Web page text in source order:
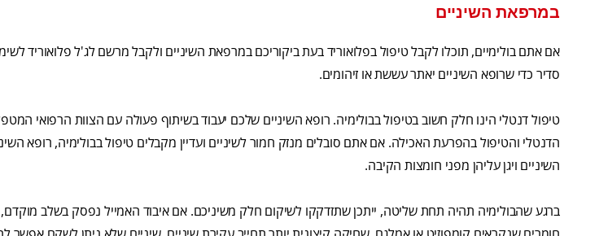
במרפאת השיניים
אם אתם בולימיים, תוכלו לקבל טיפול בפלואוריד בעת ביקוריכם במרפאת השיניים ולקבל מרשם לג'ל פלואוריד
סדיר כדי שרופא השיניים יאתר עששת או זיהומים.
טיפול דנטלי הינו חלק חשוב בטיפול בבולימיה. רופא השיניים שלכם יעבוד בשיתוף פעולה עם הצוות הרפואי
הדנטלי והטיפול בהפרעת האכילה. אם אתם סובלים מנזק חמור לשיניים ועדיין מקבלים טיפול בבולימיה, רופא
השיניים ויגן עליהן מפני חומצות הקיבה.
ברגע שהבולימיה תהיה תחת שליטה, ייתכן שתזדקקו לשיקום חלק משיניכם. אם איבוד האמייל נפסק בשלב